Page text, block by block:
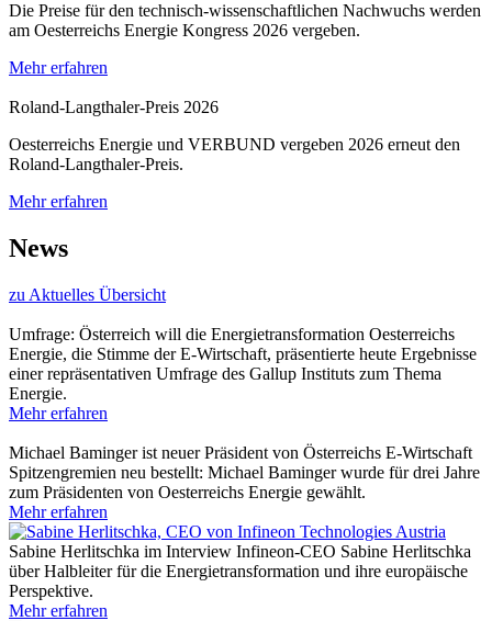
Die Preise für den technisch-wissenschaftlichen Nachwuchs werden
am Oesterreichs Energie Kongress 2026 vergeben.
Mehr erfahren
Roland-Langthaler-Preis 2026
Oesterreichs Energie und VERBUND vergeben 2026 erneut den
Roland-Langthaler-Preis.
Mehr erfahren
News
zu Aktuelles Übersicht
Umfrage: Österreich will die Energietransformation Oesterreichs
Energie, die Stimme der E-Wirtschaft, präsentierte heute Ergebnisse
einer repräsentativen Umfrage des Gallup Instituts zum Thema
Energie.
Mehr erfahren
Michael Baminger ist neuer Präsident von Österreichs E-Wirtschaft
Spitzengremien neu bestellt: Michael Baminger wurde für drei Jahre
zum Präsidenten von Oesterreichs Energie gewählt.
Mehr erfahren
Sabine Herlitschka im Interview Infineon-CEO Sabine Herlitschka
über Halbleiter für die Energietransformation und ihre europäische
Perspektive.
Mehr erfahren